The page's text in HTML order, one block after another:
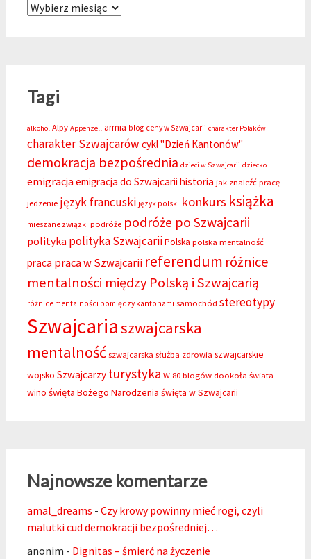
Z Archiwum SzB
Tagi
alkohol Alpy Appenzell armia blog ceny w Szwajcarii charakter Polaków
charakter Szwajcarów cykl "Dzień Kantonów"
demokracja bezpośrednia dzieci w Szwajcarii dziecko
emigracjaemigracja do Szwajcarii historia jak znaleźć pracę
jedzenie język francuski język polski konkurs książka
mieszane związki podróże podróże po Szwajcarii
polityka polityka SzwajcariiPolska polska mentalność
praca praca w Szwajcarii referendum różnice
mentalności między Polską i Szwajcarią
różnice mentalności pomiędzy kantonami samochód stereotypy
Szwajcariaszwajcarska
mentalność szwajcarska służba zdrowia szwajcarskie
wojsko Szwajcarzy turystyka W 80 blogów dookoła świata
wino święta Bożego Narodzenia święta w Szwajcarii
Najnowsze komentarze
amal_dreams - Czy krowy powinny mieć rogi, czyli
malutki cud demokracji bezpośredniej…
anonim - Dignitas – śmierć na życzenie